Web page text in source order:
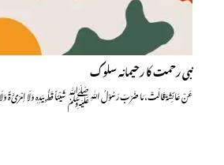
نبی رحمت کا رحیمانہ سلوک
عَنْ عَائِشَۃَ قَالَتْ، مَا ضَرَبَ رَسُوْلُ اللّٰہِ ﷺ شَیْئاً قَطُّ بِیَدِہٖ وَلَا اِمْـرَئَ ۃً وَلَا